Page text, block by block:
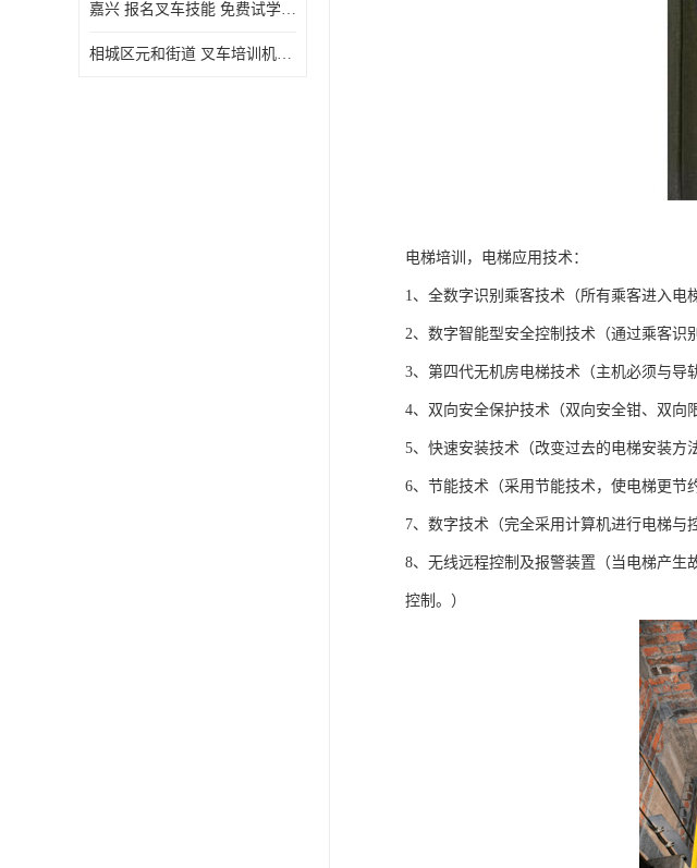
嘉兴 报名叉车技能 免费试学联系电话
相城区元和街道 叉车培训机构 如何选择很重要
电梯培训，电梯应用技术：
1、全数字识别乘客技术（所有乘客进入电
2、数字智能型安全控制技术（通过乘客识
3、第四代无机房电梯技术（主机必须与导
4、双向安全保护技术（双向安全钳、双向
5、快速安装技术（改变过去的电梯安装方
6、节能技术（采用节能技术，使电梯更节
7、数字技术（完全采用计算机进行电梯与
8、无线远程控制及报警装置（当电梯产
控制。）